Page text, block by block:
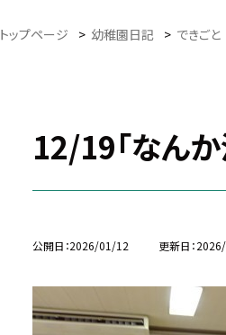
トップページ > 幼稚園日記 > できごと
12/19「なんか
公開日 2026/01/12 更新日